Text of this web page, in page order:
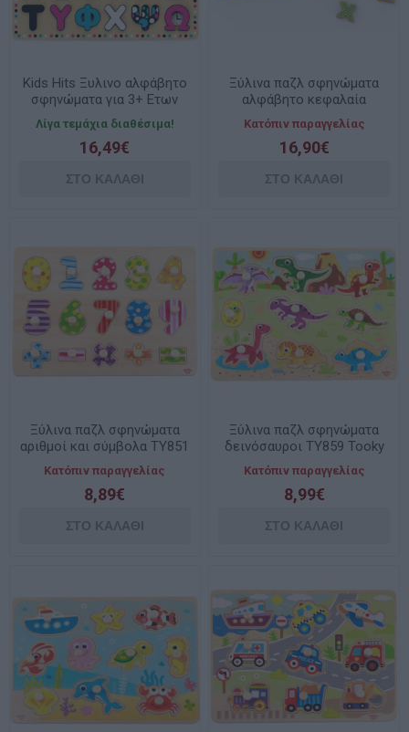
Kids Hits Ξυλινο αλφάβητο
σφηνώματα για 3+ Ετων
KH20/025
Λίγα τεμάχια διαθέσιμα!
16,49€
Ξύλινα παζλ σφηνώματα
αλφάβητο κεφαλαία
πολύχρωμο TKG005 Tooky
Toy
Κατόπιν παραγγελίας
16,90€
Ξύλινα παζλ σφηνώματα
αριθμοί και σύμβολα TY851
Κατόπιν παραγγελίας
8,89€
Ξύλινα παζλ σφηνώματα
δεινόσαυροι TY859 Tooky
Κατόπιν παραγγελίας
8,99€